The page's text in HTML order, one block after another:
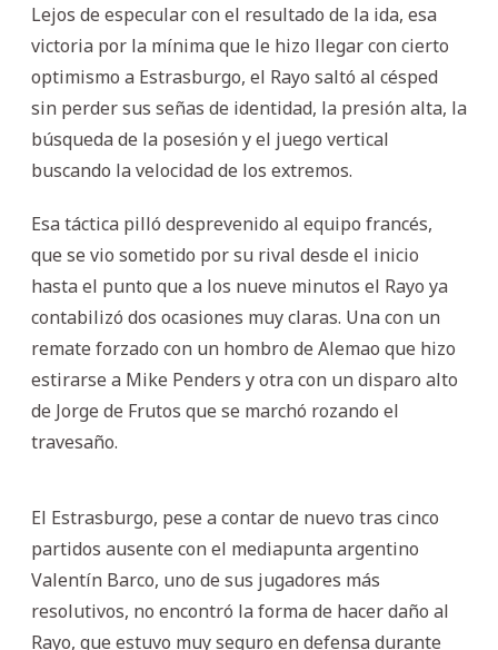
Lejos de especular con el resultado de la ida, esa
victoria por la mínima que le hizo llegar con cierto
optimismo a Estrasburgo, el Rayo saltó al césped
sin perder sus señas de identidad, la presión alta, la
búsqueda de la posesión y el juego vertical
buscando la velocidad de los extremos.
Esa táctica pilló desprevenido al equipo francés,
que se vio sometido por su rival desde el inicio
hasta el punto que a los nueve minutos el Rayo ya
contabilizó dos ocasiones muy claras. Una con un
remate forzado con un hombro de Alemao que hizo
estirarse a Mike Penders y otra con un disparo alto
de Jorge de Frutos que se marchó rozando el
travesaño.
El Estrasburgo, pese a contar de nuevo tras cinco
partidos ausente con el mediapunta argentino
Valentín Barco, uno de sus jugadores más
resolutivos, no encontró la forma de hacer daño al
Rayo, que estuvo muy seguro en defensa durante